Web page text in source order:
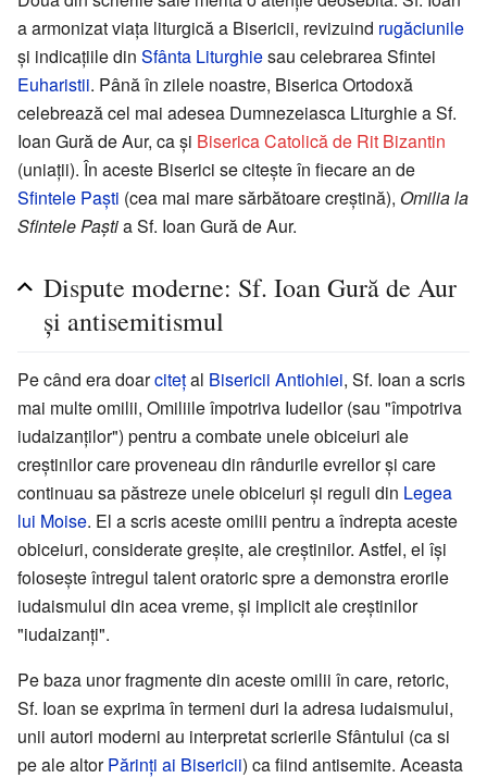
a armonizat viața liturgică a Bisericii, revizuind rugăciunile
și indicațiile din Sfânta Liturghiesau celebrarea Sfintei
Euharistii. Până în zilele noastre, Biserica Ortodoxă
celebrează cel mai adesea Dumnezeiasca Liturghie a Sf.
Ioan Gură de Aur, ca și Biserica Catolică de Rit Bizantin
(uniații). În aceste Biserici se citește în fiecare an de
Sfintele Paști (cea mai mare sărbătoare creștină), Omilia la
Sfintele Paștia Sf. Ioan Gură de Aur.
Dispute moderne: Sf. Ioan Gură de Aur
și antisemitismul
Pe când era doarcitețal Bisericii Antiohiei, Sf. Ioan a scris
mai multe omilii, Omiliile împotriva Iudeilor (sau "împotriva
iudaizanților") pentru a combate unele obiceiuri ale
creștinilor care proveneau din rândurile evreilor și care
continuau sa păstreze unele obiceiuri și reguli din Legea
lui Moise. El a scris aceste omilii pentru a îndrepta aceste
obiceiuri, considerate greșite, ale creștinilor. Astfel, el își
folosește întregul talent oratoric spre a demonstra erorile
iudaismului din acea vreme, și implicit ale creștinilor
"iudaizanți".
Pe baza unor fragmente din aceste omilii în care, retoric,
Sf. Ioan se exprima în termeni duri la adresa iudaismului,
unii autori moderni au interpretat scrierile Sfântului (ca si
pe ale altorPărinți ai Bisericii) ca fiind antisemite. Aceasta